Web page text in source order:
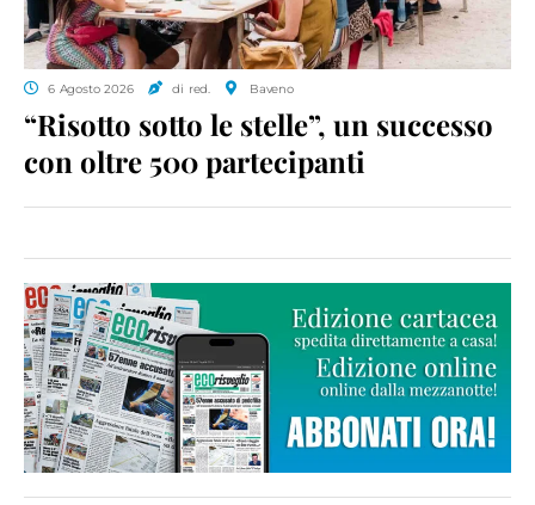
6 Agosto 2026 di red. Baveno
“Risotto sotto le stelle”, un successo
con oltre 500 partecipanti